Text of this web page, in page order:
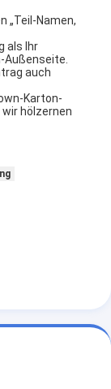
„Teil-Namen,
als Ihr
auch
Karton-
hölzernen